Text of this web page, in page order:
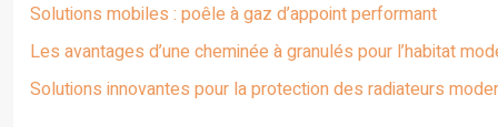
Solutions mobiles : poêle à gaz d’appoint performant
Les avantages d’une cheminée à granulés pour l’habitat
Solutions innovantes pour la protection des radiateurs